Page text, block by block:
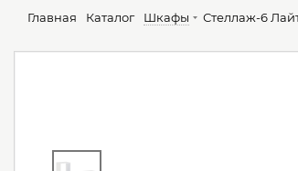
Главная Каталог Шкафы Стеллаж-6